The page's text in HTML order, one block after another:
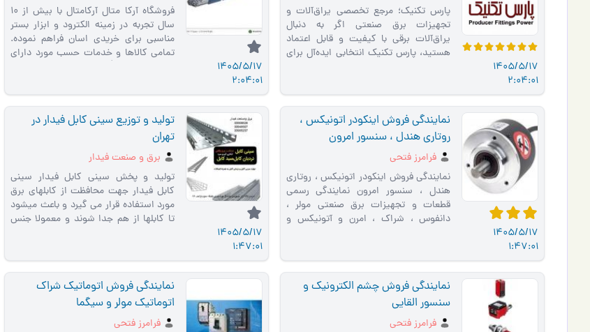
1405/5/17
2:04:01
پارس تکنیک؛ مرجع تخصصی یراق‌آلات و
تجهیزات برق صنعتی اگر به دنبال
یراق‌آلات برقی با کیفیت و قابل اعتماد
هستید، پارس تکنیک انتخابی ایده‌آل برای
1405/5/17
2:04:01
فروشگاه آرکا متال آرکامتال با بیش از 10
سال تجربه در زمینه الکترود و ابزار بستر
مناسبی برای خریدی اسان فراهم نموده.
تمامی کالاها و خدمات حسب مورد دارای
1405/5/17
1:47:01
نمایندگی فروش اینکودر اتونیکس ،
روتاری هندل ، سنسور امرون
فرامرز فتحی
نمایندگی فروش اینکودر اتونیکس ، روتاری
هندل ، سنسور امرون نمایندگی رسمی
قطعات و تجهیزات برق صنعتی مولر ،
دانفوس ، شراک ، امرن و آتونیکس و
1405/5/17
1:47:01
تولید و توزیع سینی کابل فیدار در
تهران
برق و صنعت فیدار
تولید و پخش سینی کابل فیدار سینی
کابل فیدار جهت محافظت از کابلهای برق
مورد استفاده قرار می گیرد و باعث میشود
تا کابلها از هم جدا شوند و معمولا جنس
نمایندگی فروش چشم الکترونیک و
سنسور القایی
فرامرز فتحی
نمایندگی فروش اتوماتیک شراک
اتوماتیک مولر و سیگما
فرامرز فتحی